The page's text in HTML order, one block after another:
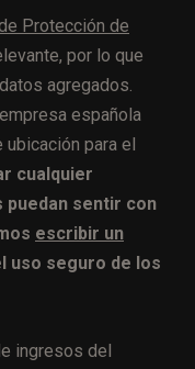
Protección de
por lo que
agregados.
española
para el
cualquier
sentir con
escribir un
uso seguro de los
ingresos del